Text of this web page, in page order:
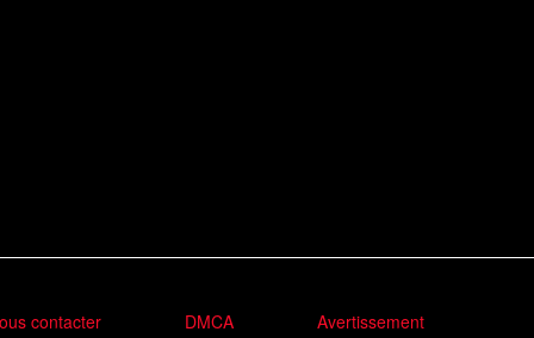
contacter DMCA Avertissement